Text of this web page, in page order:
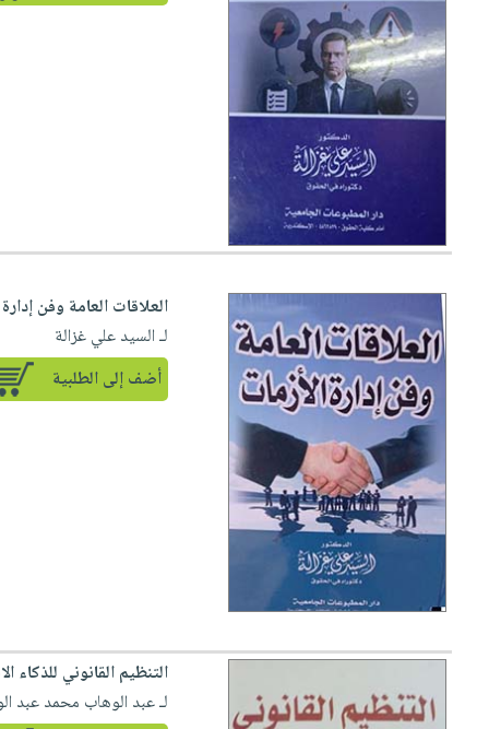
العلاقات العامة وفن
لـ السيد علي غزالة
أضف إلى الطلبية
التنظيم القانوني للذكاء
لـ عبد الوهاب محمد عبد